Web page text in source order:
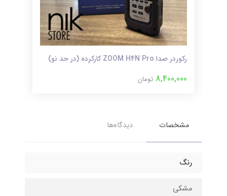
رکوردر صدا ZOOM H4N Pro کارکرده (در حد نو)
8,400,000 تومان
مشخصات دیدگاه‌ها
رنگ
مشکی